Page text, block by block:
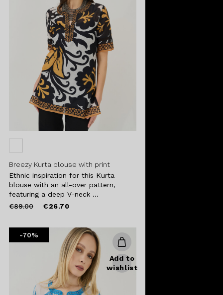
Breezy Kurta blouse with print
Ethnic inspiration for this Kurta
blouse with an all-over pattern,
featuring a deep V-neck ...
Price
€89.00to €26.70
-70%
Add to
wishlist